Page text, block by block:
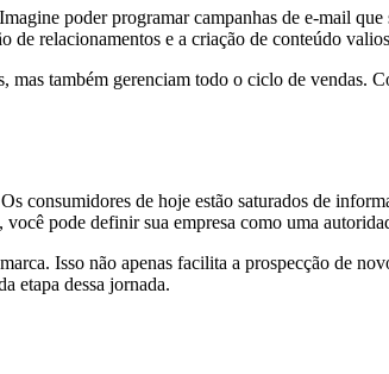
poder programar campanhas de e-mail
de relacionamentos e a criação de conteúdo
também gerenciam todo o ciclo de vendas.
consumidores de hoje estão saturados de
pode definir sua empresa como uma
Isso não apenas facilita a prospecção de
etapa dessa jornada.